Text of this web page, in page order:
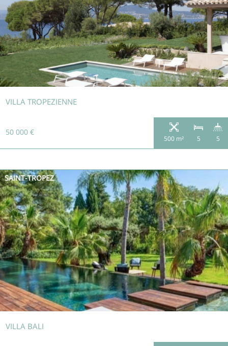
VILLA TROPEZIENNE
50 000 €
500 m² 5 5
SAINT-TROPEZ
VILLA BALI